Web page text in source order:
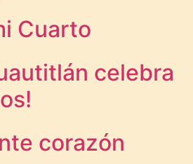
Cuarto
celebra
corazón